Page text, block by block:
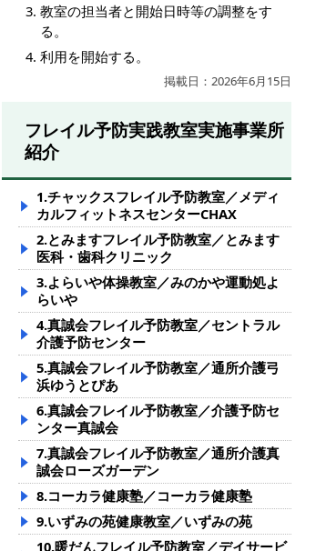
教室の担当者と開始日時等の調整をす
る。
利用を開始する。
掲載日：2026年6月15日
フレイル予防実践教室実施事業所
紹介
1.チャックスフレイル予防教室／メディ
カルフィットネスセンターCHAX
2.とみますフレイル予防教室／とみます
医科・歯科クリニック
3.よらいや体操教室／みのかや運動処よ
らいや
4.真誠会フレイル予防教室／セントラル
介護予防センター
5.真誠会フレイル予防教室／通所介護弓
浜ゆうとぴあ
6.真誠会フレイル予防教室／介護予防セ
ンター真誠会
7.真誠会フレイル予防教室／通所介護真
誠会ローズガーデン
8.コーカラ健康塾／コーカラ健康塾
9.いずみの苑健康教室／いずみの苑
10.暖だんフレイル予防教室／デイサービ